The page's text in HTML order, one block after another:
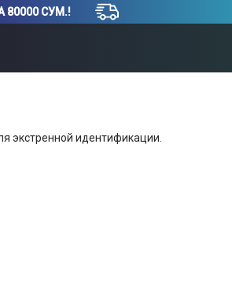
80000 СУМ.!
экстренной идентификации.